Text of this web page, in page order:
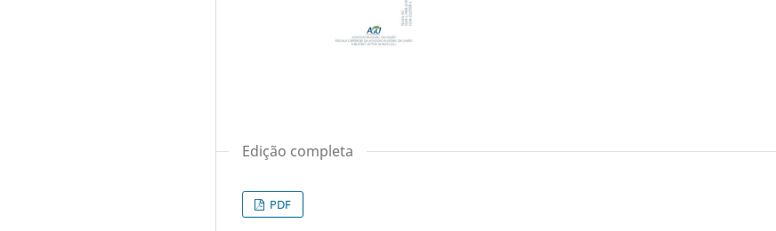
Edição completa
PDF